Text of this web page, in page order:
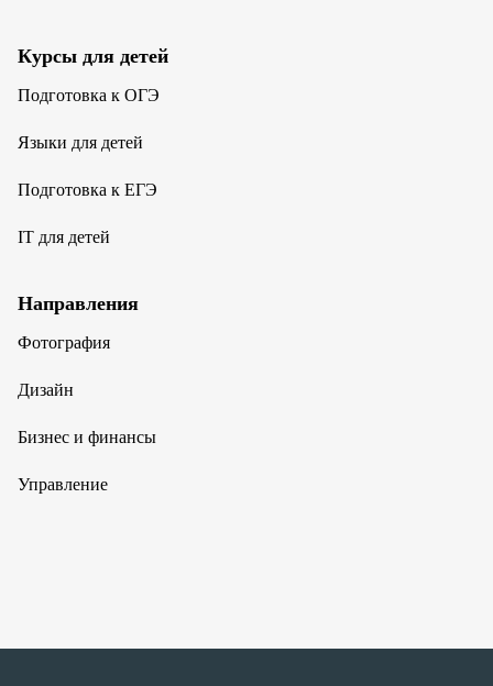
Курсы для детей
Подготовка к ОГЭ
Языки для детей
Подготовка к ЕГЭ
IT для детей
Направления
Фотография
Дизайн
Бизнес и финансы
Управление